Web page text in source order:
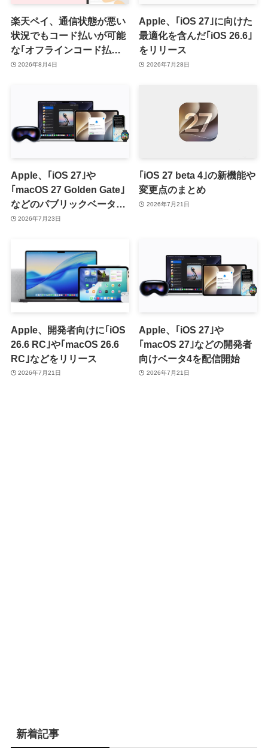
楽天ペイ、通信状態が悪い
状況でもコード払いが可能
な｢オフラインコード払い｣
を提供開始 ｰ まずはiOS版
2026年8月4日
Apple、｢iOS 27｣に向けた
最適化を含んだ｢iOS 26.6｣
をリリース
2026年7月28日
Apple、｢iOS 27｣や
｢macOS 27 Golden Gate｣
などのパブリックベータ2
を提供開始
2026年7月23日
｢iOS 27 beta 4｣の新機能や
変更点のまとめ
2026年7月21日
Apple、開発者向けに｢iOS
26.6 RC｣や｢macOS 26.6
RC｣などをリリース
2026年7月21日
Apple、｢iOS 27｣や
｢macOS 27｣などの開発者
向けベータ4を配信開始
2026年7月21日
新着記事